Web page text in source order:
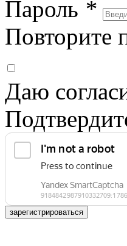
Пароль *
Повторите
Даю
зарегистрироваться